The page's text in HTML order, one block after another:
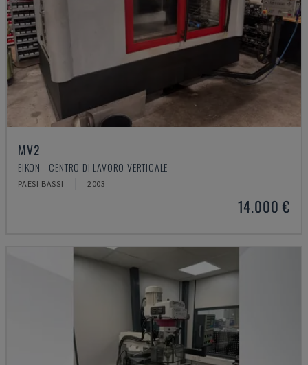
MV2
EIKON - CENTRO DI LAVORO VERTICALE
PAESI BASSI 2003
14.000 €